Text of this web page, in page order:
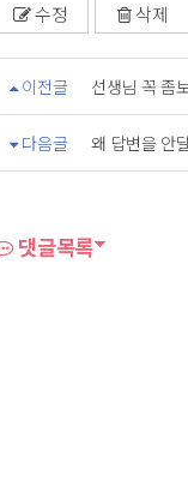
수정 삭제
이전글 선생님 꼭 좀
다음글 왜 답변을 안
댓글목록